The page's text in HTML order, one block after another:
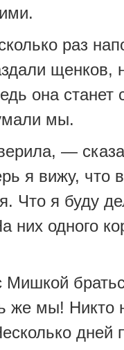
раз
щенков,
она станет
мы.
—
я вижу, что
Что я буду
них одного
же мы! Никто
дней